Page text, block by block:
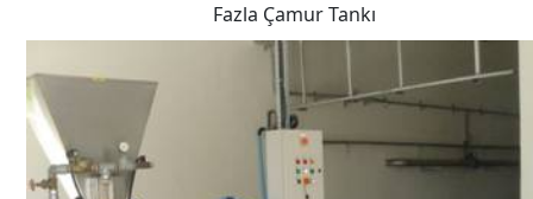
Fazla Çamur Tankı